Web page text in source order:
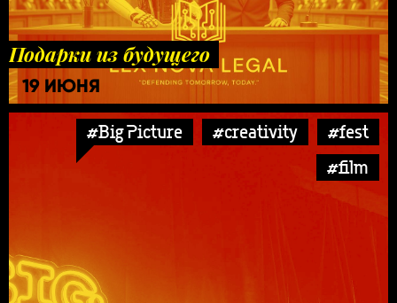
Подарки из будущего
19 ИЮНЯ
#Big Picture #creativity
#fest
#film